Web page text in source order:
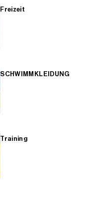
Freizeit
SCHWIMMKLEIDUNG
Training